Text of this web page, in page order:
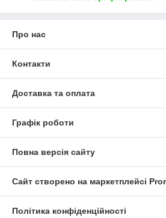
Про нас
Контакти
Доставка та оплата
Графік роботи
Повна версія сайту
Сайт створено на маркетплейсі
Політика конфіденційності